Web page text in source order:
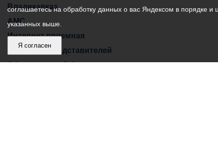
Владикавказ:
Владикавказ
АМС
Интернет приемная
Собрание представителей
Общественный Совет
соглашаетесь на обработку данных о вас Яндексом в порядке и
указанных выше.
Я согласен